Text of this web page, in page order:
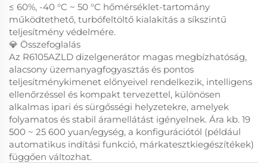
≤ 60%, -40 °C ~ 50 °C hőmérséklet-tartomány
működtethető, turbófeltöltő kialakítás a síkszintű
teljesítmény védelmére.
💎 Összefoglalás
Az R6105AZLD dizelgenerátor magas megbízhatóság,
alacsony üzemanyagfogyasztás és pontos
teljesítménykimenet előnyeivel rendelkezik, intelligens
ellenőrzéssel és kompakt tervezettel, különösen
alkalmas ipari és sürgősségi helyzetekre, amelyek
folyamatos és stabil áramellátást igényelnek. Ára kb. 19
500 ~ 25 600 yuan/egység, a konfigurációtól (például
automatikus indítási funkció, márkatesztkiegészítékek)
függően változhat.